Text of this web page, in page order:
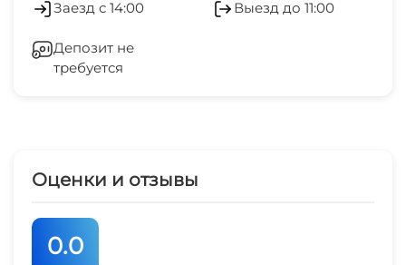
ПИТАНИЕ
мест. Здесь можно проводить корпоративы,
праздновать юбилеи и просто наслаждаться
Территория базы отдыха огорожена. Парковка
расположена на территории базы. У нас есть
Бассейн под открытым небом
Мангал/барбекю
Заезд с 14:00 Выезд до 11:00
Депозит не
требуется
Оценки и отзывы
0.0